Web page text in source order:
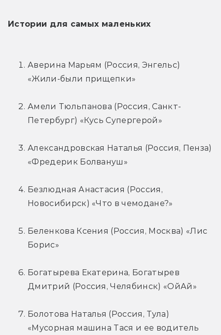
Истории для самых маленьких
Аверина Марьям (Россия, Энгельс)
«Жили-были прищепки»
Амели Тюльпанова (Россия, Санкт-
Петербург) «Кусь Супергерой»
Александровская Наталья (Россия, Пенза)
«Фредерик Болвануш»
Безлюдная Анастасия (Россия,
Новосибирск) «Что в чемодане?»
Беленкова Ксения (Россия, Москва) «Лис
Борис»
Богатырева Екатерина, Богатырев
Дмитрий (Россия, Челябинск) «ОйАй»
Болотова Наталья (Россия, Тула)
«Мусорная машина Тася и ее водитель